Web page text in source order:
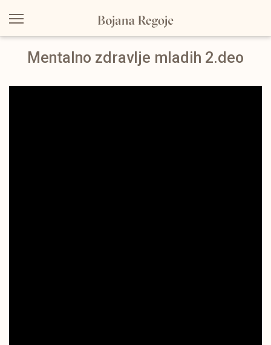
Mentalno zdravlje mladih 2.deo